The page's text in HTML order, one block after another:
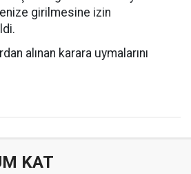
girilmesine izin
alınan karara uymalarını
KAT